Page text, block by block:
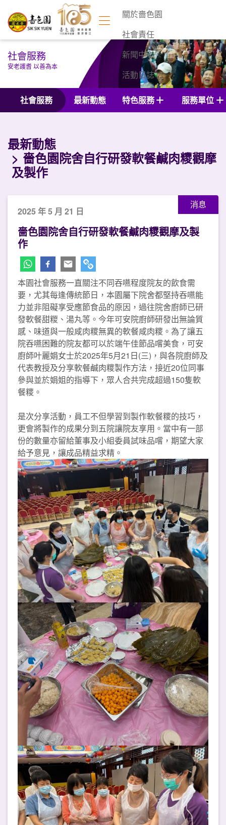
關於嗇色園
社會責任
新聞中心
活動日誌
聯絡我們
社會服務
安老護耆 以善為本
社會服務 最新動態 特色服務 服務單位
最新動態
嗇色園院舍自行研發軟餐鹹肉糭觀摩
及製作
消息
2025 年 5 月 21 日
嗇色園院舍自行研發軟餐鹹肉糭觀摩及製
作
本園社會服務一直關注不同吞嚥程度院友的飲食需
要，尤其每逢傳統節日，本園屬下院舍都堅持吞嚥能
力並非阻礙享受應節食品的原因，過往院舍廚師已研
發軟餐甜糉、湯丸等。今年可安院廚師研發出無論質
感、味道與一般咸肉糭無異的軟餐咸肉糭。為了讓五
院吞嚥困難的院友都可以於端午佳節品嚐美食，可安
廚師叶麗娟女士於2025年5月21日(三)，與各院廚師及
代表教授及分享軟餐鹹肉糭製作方法，接近20位同事
參與並於娟姐的指導下，眾人合共完成超過150隻軟
餐糭。
是次分享活動，員工不但學習到製作軟餐糭的技巧，
更會將製作的成果分到五院讓院友享用。當中有一部
份的數量亦留給董事及小組委員試味品嚐，期望大家
給予意見，讓成品精益求精。